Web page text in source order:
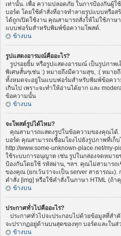
เท่านั้น. เพื่อ ความปลอดภัย ในการป้องกันผู้
บอร์ด โดยใช้คำสั่งที่อาจทำลายรูปแบบหรือส
ได้ถูกเปิดใช้งาน คุณสามารถสั่งให้ไม่ใช้ภาษ
แบบฟอร์มสำหรับพิมพ์ข้อความโพสต์.
ข้างบน
รูปแสดงอารมณ์คืออะไร?
รูปรอยยิ้ม หรือรูปแสดงอารมณ์ เป็นรูปภาพ
พิเศษสั้นๆเช่น :) หมายถึงมีความสุข, :( หมาย
ทั้งหมดจะอยู่ในแบบฟอร์มสำหรับพิมพ์ข้อคว
เกินไป เพราะจะทำให้อ่านได้ยาก และ
ข้อความนั้น
ข้างบน
จะโพสต์รูปได้ไหม?
คุณสามารถแสดงรูปในข้อความของคุณได้
บอร์ด คุณสามารถเชื่อมโยงไปยังรูปภาพที่เก็
http://www.some-unknown-place.net/my-
ใช้ระบบการอนุญาต เช่น รูปในกล่องจดหมาย
ป้องกันโดยใช้ รหัสผ่าน, ฯลฯ. คุณไม่สามารถ
ของคุณ (ยกเว้นว่าจะเป็น server สาธารณะ).
คำสั่ง [img] หรือใช้คำสั่งในภาษา HTML (ถ้
ข้างบน
ประกาศทั่วไปคืออะไร?
ประกาศทั่วไปจะประกอบไปด้วยข้อมูลที่ส
จะปรากฏอยู่ด้านบนสุดของทุก บอร์ดและใน
ข้างบน